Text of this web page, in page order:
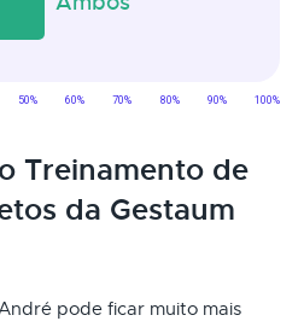
Treinamento de
da Gestaum
pode ficar muito mais